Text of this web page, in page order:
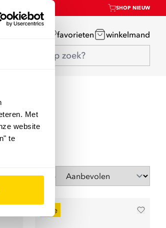
Met
website
te
SHOP NIEUW
favorieten winkelmand
Sorteer op
sale